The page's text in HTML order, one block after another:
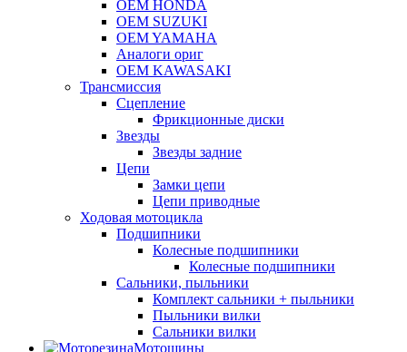
OEM HONDA
OEM SUZUKI
OEM YAMAHA
Аналоги ориг
OEM KAWASAKI
Трансмиссия
Cцепление
Фрикционные диски
Звезды
Звезды задние
Цепи
Замки цепи
Цепи приводные
Ходовая мотоцикла
Подшипники
Колесные подшипники
Колесные подшипники
Сальники, пыльники
Комплект сальники + пыльники
Пыльники вилки
Сальники вилки
Мотошины